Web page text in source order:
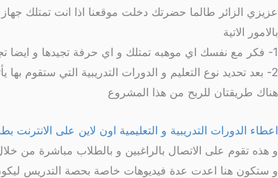
عزيزي الزائر طالما حضرتك دخلت موقعنا اذا انت تمتلك
بالامور الاتية
1- فكر مع نفسك اي موهبه تمتلك و اي حرفة تجيدها و ايضا تجد نفسك كفء و سوف تفيد فيها
2- بعد تحديد نوع التعليم و الدورات التدريبية التي ستقوم بها يأتي دور شراءك كتب لهذه المهارة -الحرفة اذا اردت و ذلك لاعطاءك معلومات اضافيه يمكن ان تغفلها
هناك طريقتان للربح من هذا المشروع
اعطاء الدورات التدريبية و التعليمية اون لاين على الانترنت
و هذه تقوم على الاتصال بالراغبين و بالطلاب مباشرة من
و ستكون هنا اعدت عدة فيديوهات خاصة بحصة التدريس